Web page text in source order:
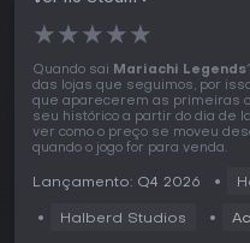
★★★★★
Quando sai Mariachi Legends
das lojas que seguimos, por
que aparecerem as primeiras
seu histórico a partir do dia de
ver como o preço se moveu
quando o jogo for para venda.
Lançamento: Q4 2026
Halberd Studios